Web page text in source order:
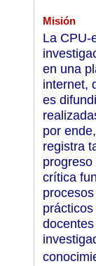
Misión
La CPU-
en una
internet,
es
por
registra
crítica